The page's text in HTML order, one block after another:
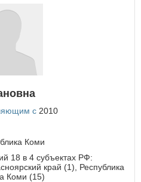
с 2010
Коми
18 в 4 субъектах РФ:
край (1), Республика
Коми (15)